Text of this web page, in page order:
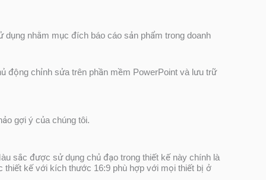
nhằm mục đích báo cáo sản phẩm trong doanh
động chỉnh sửa trên phần mềm PowerPoint và lưu trữ
gợi ý của chúng tôi.
sắc được sử dụng chủ đạo trong thiết kế này chính là
thiết kế với kích thước 16:9 phù hợp với mọi thiết bị ở